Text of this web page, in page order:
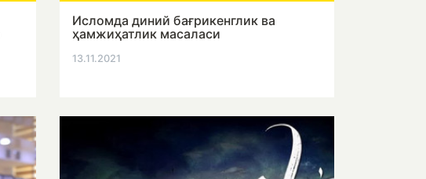
Исломда диний бағрикенглик ва
ҳамжиҳатлик масаласи
13.11.2021